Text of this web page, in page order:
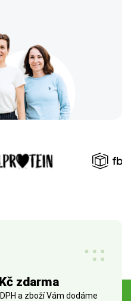
zdarma
a zboží Vám dodáme